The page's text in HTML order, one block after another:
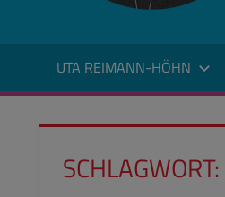
UTA REIMANN-HÖHN
SCHLAGWORT: